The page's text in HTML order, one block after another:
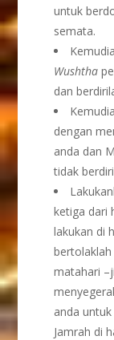
untuk
semata.
Wushtha
dan
dengan
anda dan
tidak
ketiga dari
lakukan di
matahari
anda
Jamrah di